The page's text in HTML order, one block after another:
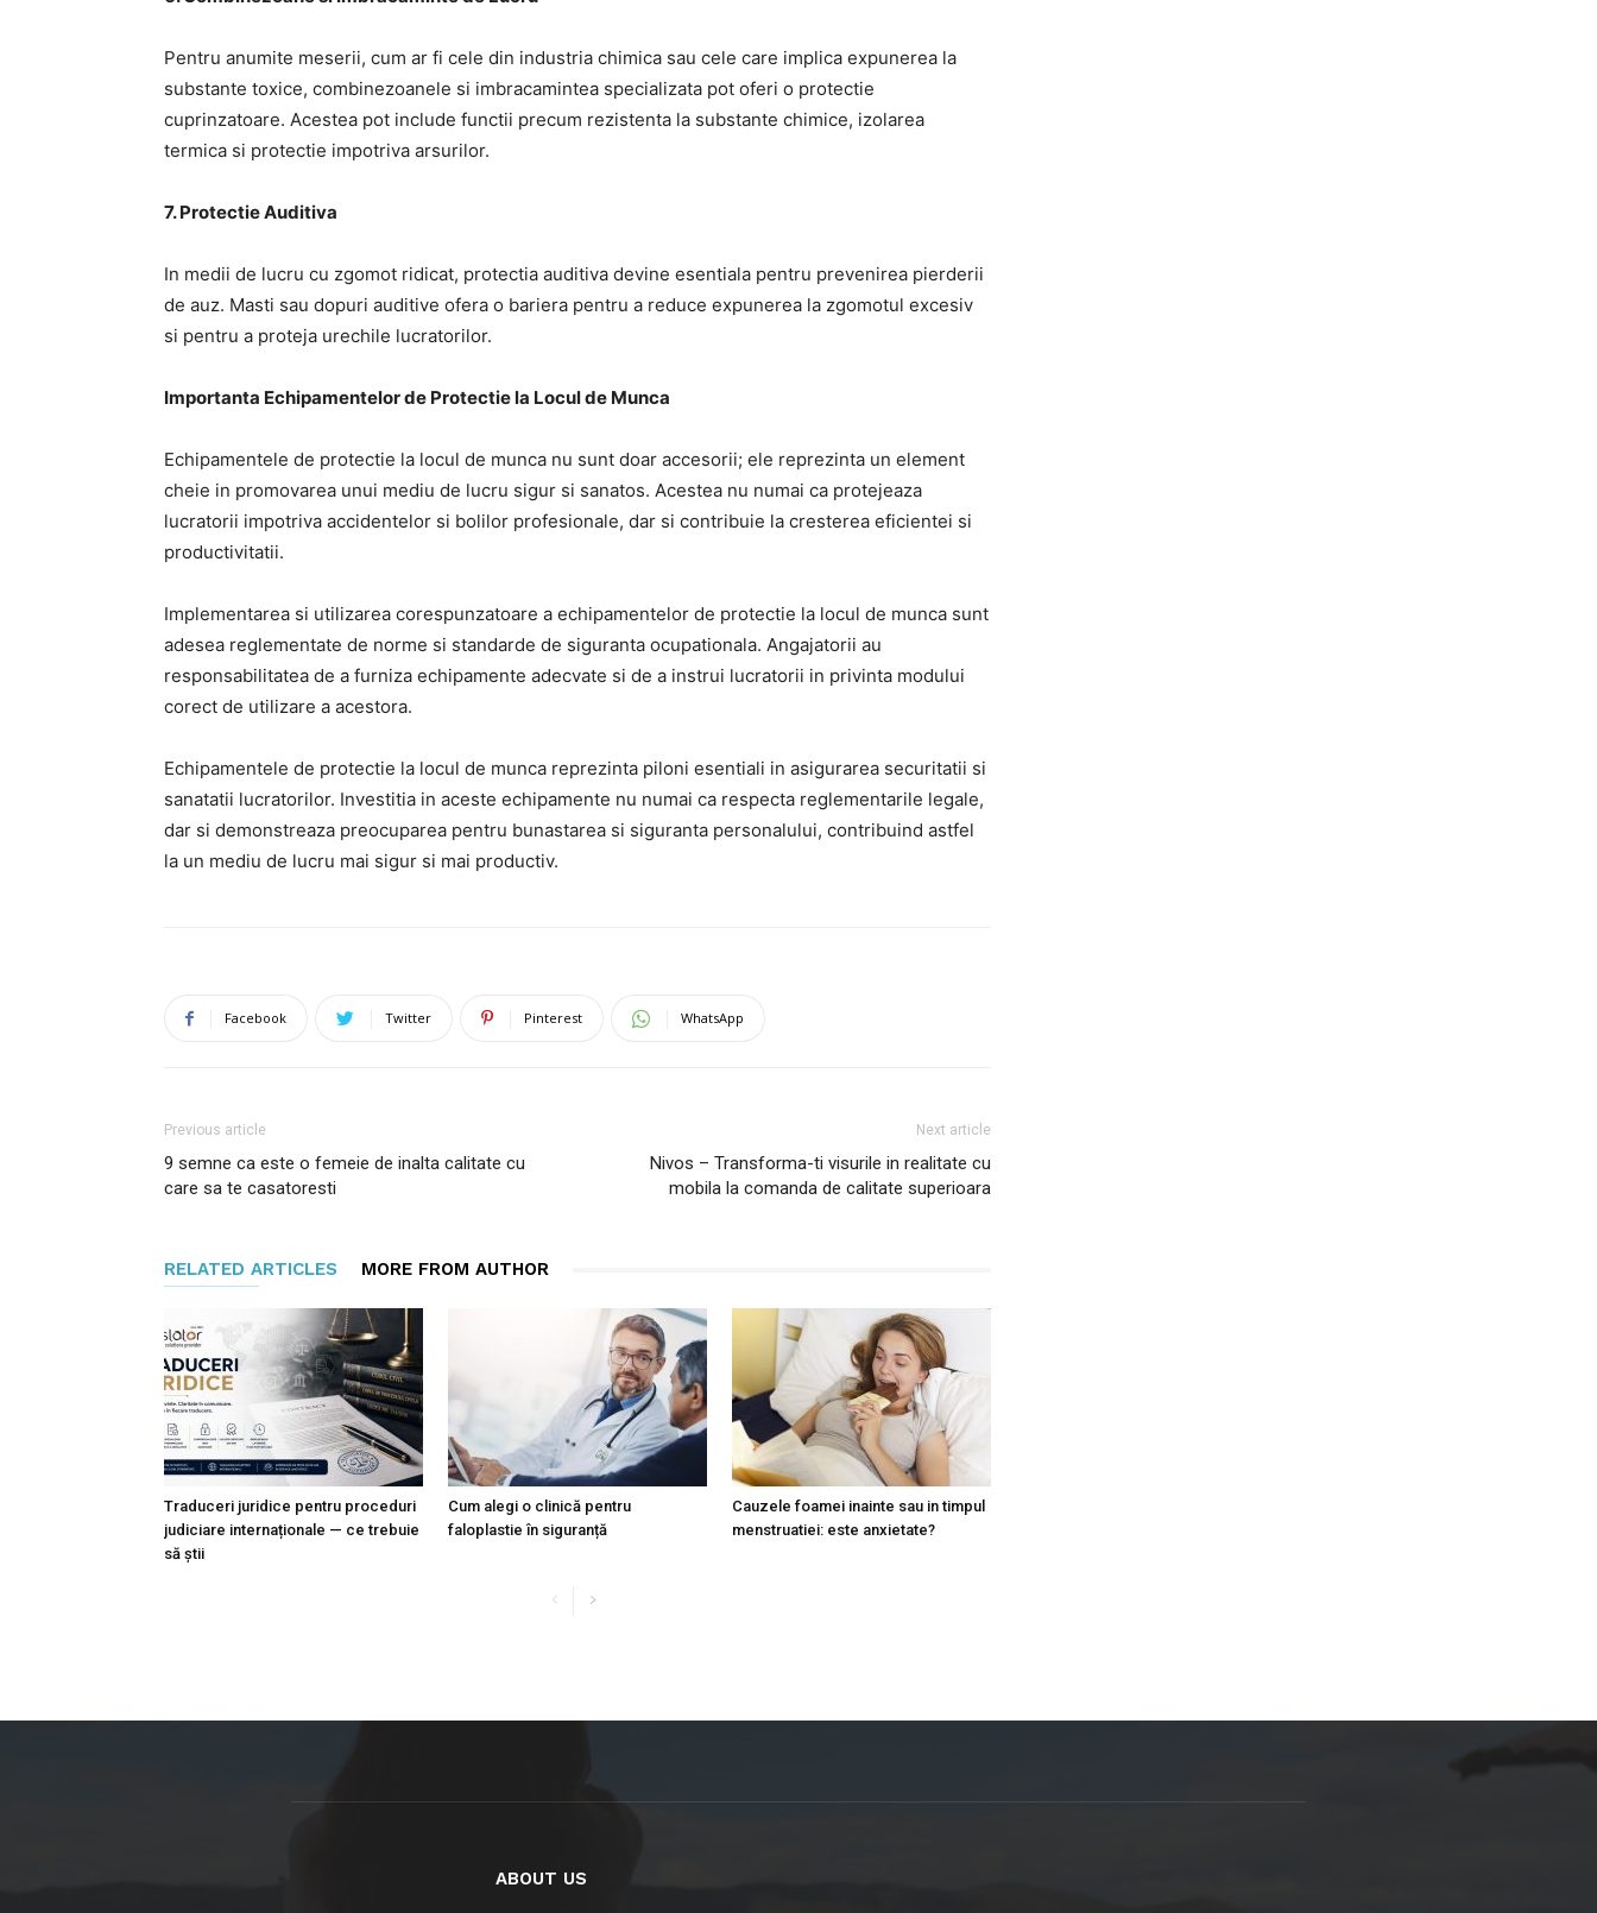
Pentru anumite meserii, cum ar fi cele din industria chimica sau cele care implica expunerea la
substante toxice, combinezoanele si imbracamintea specializata pot oferi o protectie
cuprinzatoare. Acestea pot include functii precum rezistenta la substante chimice, izolarea
termica si protectie impotriva arsurilor.
7. Protectie Auditiva
In medii de lucru cu zgomot ridicat, protectia auditiva devine esentiala pentru prevenirea pierderii
de auz. Masti sau dopuri auditive ofera o bariera pentru a reduce expunerea la zgomotul excesiv
si pentru a proteja urechile lucratorilor.
Importanta Echipamentelor de Protectie la Locul de Munca
Echipamentele de protectie la locul de munca nu sunt doar accesorii; ele reprezinta un element
cheie in promovarea unui mediu de lucru sigur si sanatos. Acestea nu numai ca protejeaza
lucratorii impotriva accidentelor si bolilor profesionale, dar si contribuie la cresterea eficientei si
productivitatii.
Implementarea si utilizarea corespunzatoare a echipamentelor de protectie la locul de munca sunt
adesea reglementate de norme si standarde de siguranta ocupationala. Angajatorii au
responsabilitatea de a furniza echipamente adecvate si de a instrui lucratorii in privinta modului
corect de utilizare a acestora.
Echipamentele de protectie la locul de munca reprezinta piloni esentiali in asigurarea securitatii si
sanatatii lucratorilor. Investitia in aceste echipamente nu numai ca respecta reglementarile legale,
dar si demonstreaza preocuparea pentru bunastarea si siguranta personalului, contribuind astfel
la un mediu de lucru mai sigur si mai productiv.
Facebook Twitter Pinterest WhatsApp
Previous article
9 semne ca este o femeie de inalta calitate cu
care sa te casatoresti
Next article
Nivos – Transforma-ti visurile in realitate cu
mobila la comanda de calitate superioara
RELATED ARTICLES MORE FROM AUTHOR
Traduceri juridice pentru proceduri
judiciare internaționale — ce trebuie
să știi
Cum alegi o clinică pentru
faloplastie în siguranță
Cauzele foamei inainte sau in timpul
menstruatiei: este anxietate?
ABOUT US